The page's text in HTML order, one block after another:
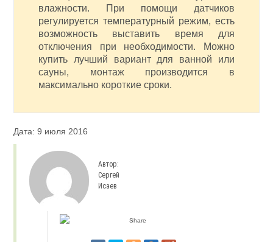
влажности. При помощи датчиков
регулируется температурный режим, есть
возможность выставить время для
отключения при необходимости. Можно
купить лучший вариант для ванной или
сауны, монтаж производится в
максимально короткие сроки.
Дата: 9 июля 2016
Автор:
Сергей
Исаев